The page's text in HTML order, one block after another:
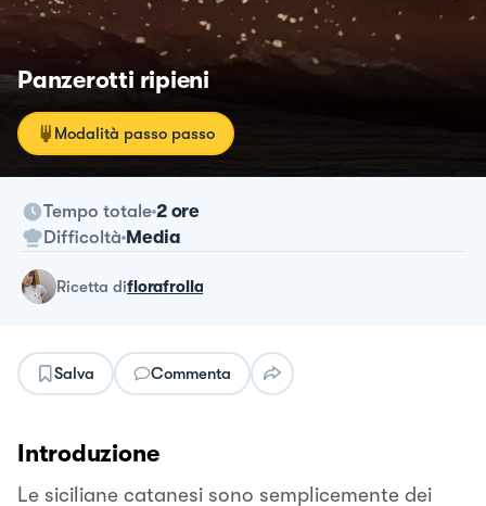
Panzerotti ripieni
Modalità passo passo
Tempo totale 2 ore
Difficoltà Media
ricetta diflorafrolla
Salva Commenta
Introduzione
Le siciliane catanesi sono semplicemente dei